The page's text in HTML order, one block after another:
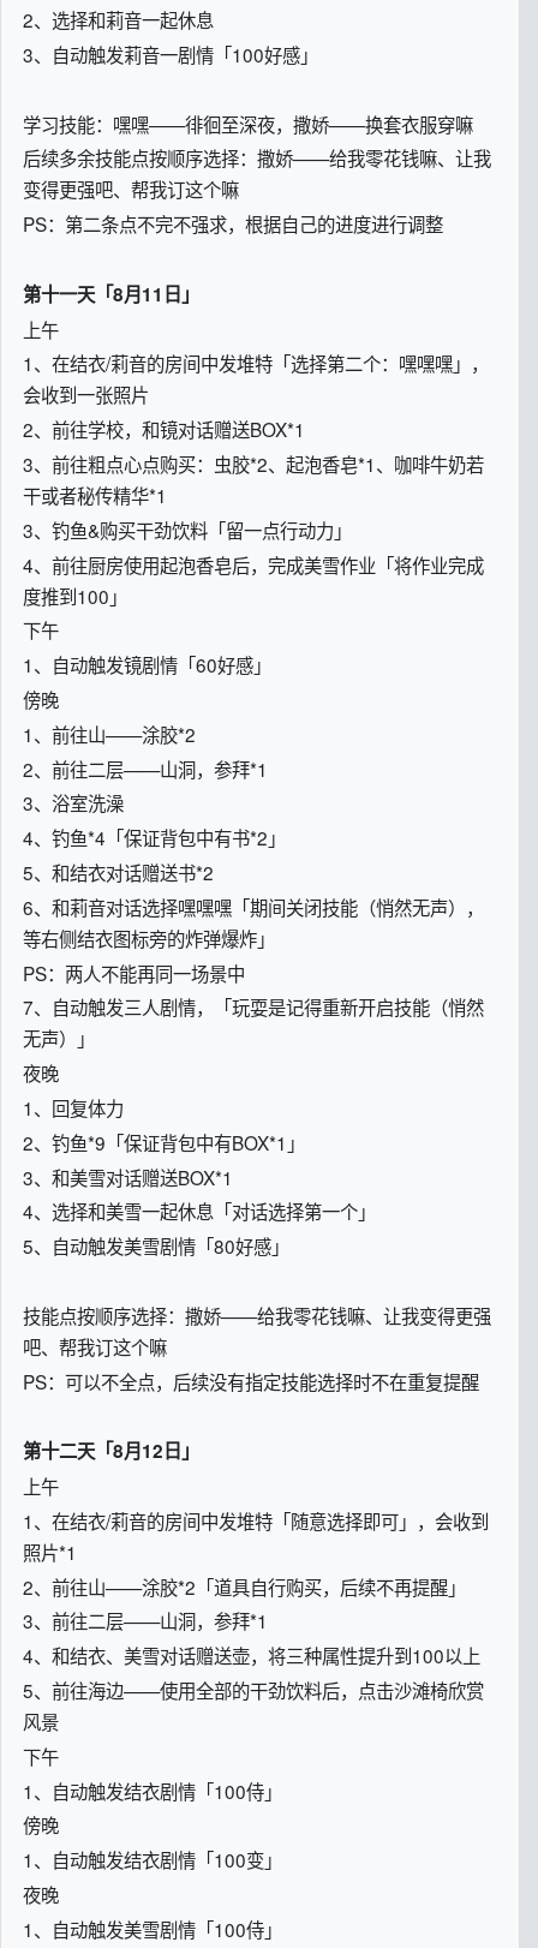
2、选择和莉音一起休息
3、自动触发莉音一剧情「100好感」
学习技能：嘿嘿——徘徊至深夜，撒娇——换套衣服穿嘛
后续多余技能点按顺序选择：撒娇——给我零花钱嘛、让我
变得更强吧、帮我订这个嘛
PS：第二条点不完不强求，根据自己的进度进行调整
第十一天「8月11日」
上午
1、在结衣/莉音的房间中发堆特「选择第二个：嘿嘿嘿」，
会收到一张照片
2、前往学校，和镜对话赠送BOX*1
3、前往粗点心点购买：虫胶*2、起泡香皂*1、咖啡牛奶若
干或者秘传精华*1
3、钓鱼&购买干劲饮料「留一点行动力」
4、前往厨房使用起泡香皂后，完成美雪作业「将作业完成
度推到100」
下午
1、自动触发镜剧情「60好感」
傍晚
1、前往山——涂胶*2
2、前往二层——山洞，参拜*1
3、浴室洗澡
4、钓鱼*4「保证背包中有书*2」
5、和结衣对话赠送书*2
6、和莉音对话选择嘿嘿嘿「期间关闭技能（悄然无声），
等右侧结衣图标旁的炸弹爆炸」
PS：两人不能再同一场景中
7、自动触发三人剧情，「玩耍是记得重新开启技能（悄然
无声）」
夜晚
1、回复体力
2、钓鱼*9「保证背包中有BOX*1」
3、和美雪对话赠送BOX*1
4、选择和美雪一起休息「对话选择第一个」
5、自动触发美雪剧情「80好感」
技能点按顺序选择：撒娇——给我零花钱嘛、让我变得更强
吧、帮我订这个嘛
PS：可以不全点，后续没有指定技能选择时不在重复提醒
第十二天「8月12日」
上午
1、在结衣/莉音的房间中发堆特「随意选择即可」，会收到
照片*1
2、前往山——涂胶*2「道具自行购买，后续不再提醒」
3、前往二层——山洞，参拜*1
4、和结衣、美雪对话赠送壶，将三种属性提升到100以上
5、前往海边——使用全部的干劲饮料后，点击沙滩椅欣赏
风景
下午
1、自动触发结衣剧情「100侍」
傍晚
1、自动触发结衣剧情「100变」
夜晚
1、自动触发美雪剧情「100侍」